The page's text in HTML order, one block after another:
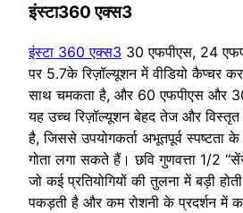
इंस्टा360 एक्स3
इंस्टा 360 एक्स3 30 एफपीएस, 24
पर 5.7के रिज़ॉल्यूशन में वीडियो कैप्चर
साथ चमकता है, और 60 एफपीएस और
यह उच्च रिज़ॉल्यूशन बेहद तेज और विस्तृत
है, जिससे उपयोगकर्ता अभूतपूर्व स्पष्टता
गोता लगा सकते हैं। छवि गुणवत्ता 1/2
जो कई प्रतियोगियों की तुलना में बड़ी
पकड़ती है और कम रोशनी के प्रदर्शन में